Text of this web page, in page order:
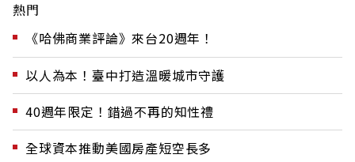
熱門
《哈佛商業評論》來台20週年！
以人為本！臺中打造溫暖城市守護
40週年限定！錯過不再的知性禮
全球資本推動美國房產短空長多